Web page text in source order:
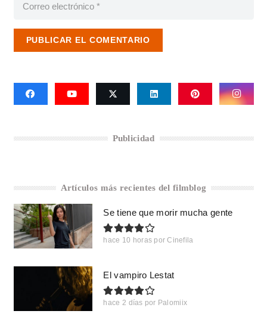
PUBLICAR EL COMENTARIO
Publicidad
Artículos más recientes del filmblog
Se tiene que morir mucha gente
hace 10 horas por Cinefila
El vampiro Lestat
hace 2 días por Palomiix